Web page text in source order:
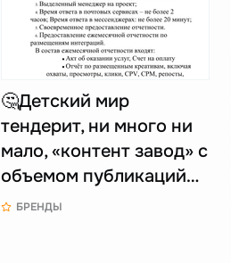
🤔Детский мир
тендерит, ни много ни
мало, «контент завод» с
объемом публикаций…
БРЕНДЫ